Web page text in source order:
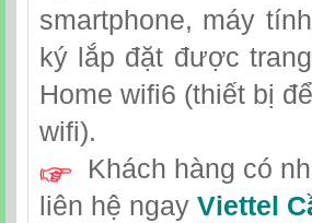
smartphone, máy
ký lắp đặt được
Home wifi6 (thiết bị
wifi).
Khách hàng có
liên hệ ngay Viettel